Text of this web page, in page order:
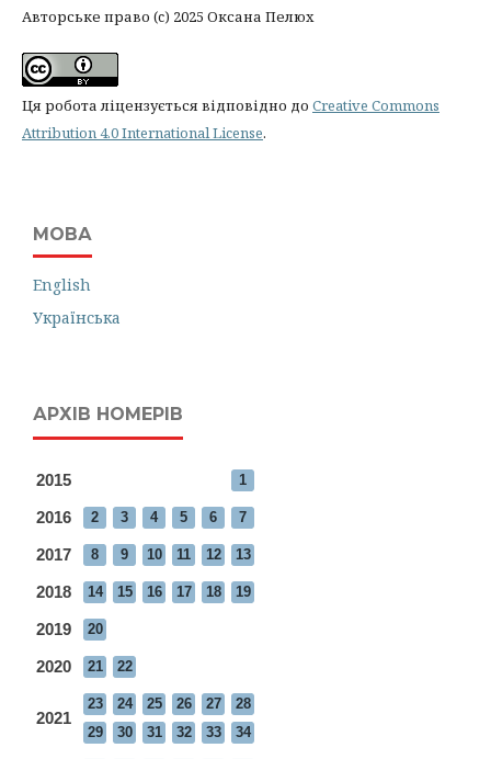
Авторське право (c) 2025 Оксана Пелюх
Ця робота ліцензується відповідно до Creative Commons
Attribution 4.0 International License.
МОВА
English
Українська
АРХІВ НОМЕРІВ
2015 1
2016 2 3 4 5 6 7
2017 8 9 10 11 12 13
2018 14 15 16 17 18 19
2019 20
2020 21 22
2021
23 24 25 26 27
28
29
30 31 32 33 34